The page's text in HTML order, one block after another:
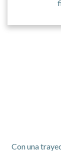
Con una